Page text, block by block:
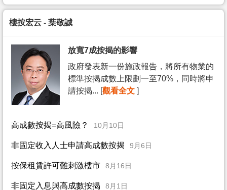
樓按宏云 - 葉敬誠
放寬7成按揭的影響
政府發表新一份施政報告，將所有物業的
標準按揭成數上限劃一至70%，同時將申
請按揭... [觀看全文 ]
高成數按揭=高風險？ 10月10日
非固定收入人士申請高成數按揭 9月6日
按保租賃許可難刺激樓市 8月16日
非固定入息與高成數按揭 8月1日